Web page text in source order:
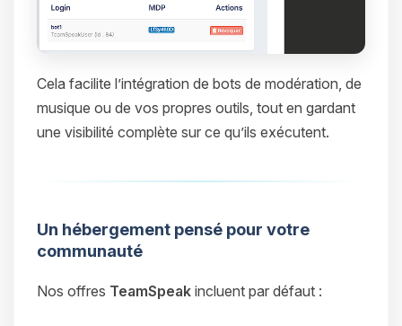
Cela facilite l’intégration de bots de modération, de
musique ou de vos propres outils, tout en gardant
une visibilité complète sur ce qu’ils exécutent.
Un hébergement pensé pour votre
communauté
Nos offres TeamSpeak incluent par défaut :